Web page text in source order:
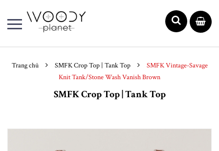
Trang chủ SMFK Crop Top | Tank Top
SMFK Vintage-Savage
Knit Tank/Stone Wash Vanish Brown
SMFK Crop Top | Tank Top